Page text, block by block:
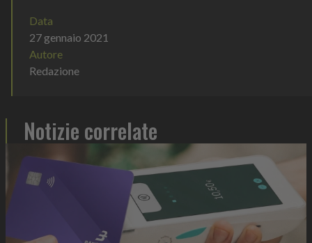
Data
27 gennaio 2021
Autore
Redazione
Notizie correlate